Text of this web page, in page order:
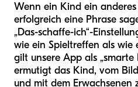
Wenn ein Kind ein
erfolgreich eine Phrase
„Das-schaffe-ich“-
wie ein Spieltreffen als wie
gilt unsere App als „smarte
ermutigt das Kind, vom
und mit dem